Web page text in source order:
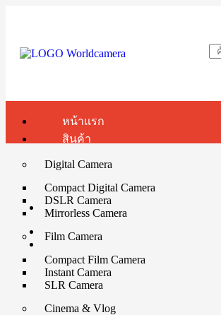
หน้าแรก
สินค้า
Digital Camera
Compact Digital Camera
DSLR Camera
Mirrorless Camera
Film Camera
Compact Film Camera
Instant Camera
SLR Camera
Cinema & Vlog